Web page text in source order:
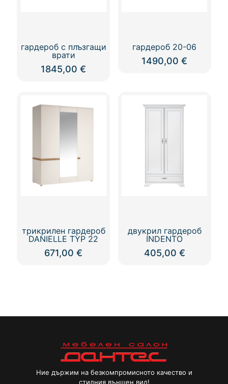
гардероб с плъзгащи
врати
1845,00€
гардероб 20-06
1490,00€
трикрилен гардероб
DANIELLE TYP 22
671,00€
двукрил гардероб
INDENTO
405,00 €
Ние държим на безкомпромисното качество и
стилния външен вид!